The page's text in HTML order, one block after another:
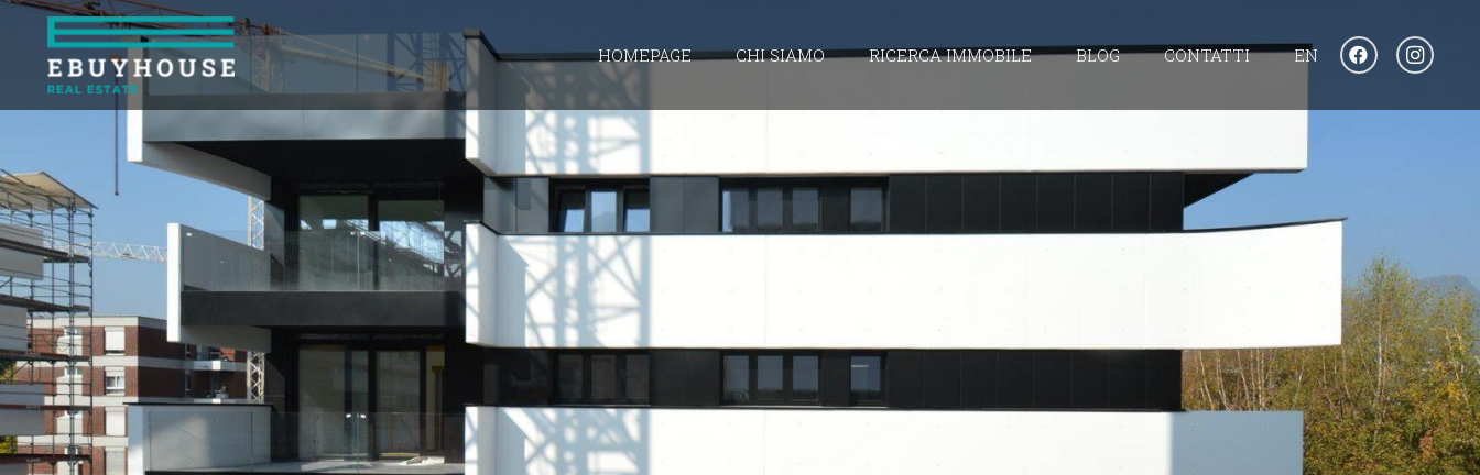
HOMEPAGE CHI SIAMO RICERCA IMMOBILE BLOG CONTATTI EN